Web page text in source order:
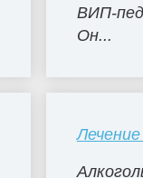
ВИП-
Он...